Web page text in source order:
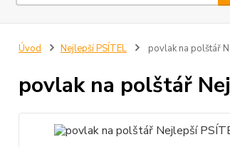
Úvod Nejlepší PSÍTEL povlak na polštář
povlak na polštář